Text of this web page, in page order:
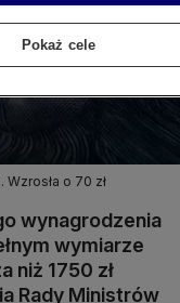
o 70 zł
wynagrodzenia
wymiarze
niż 1750 zł
Rady Ministrów
Pokaż cele